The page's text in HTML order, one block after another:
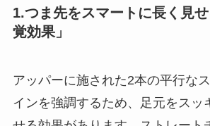
1.つま先をスマートに長く見
覚効果」
アッパーに施された2本の平行な
インを強調するため、足元をスッ